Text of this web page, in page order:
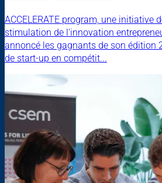
ACCELERATE program, une initiative
stimulation de l'innovation
annoncé les gagnants de son édition
de start-up en compétit...